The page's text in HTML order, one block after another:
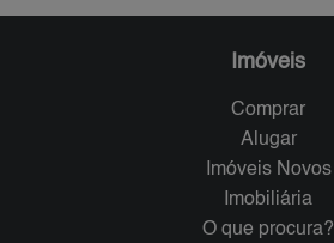
Imóveis
Comprar
Alugar
Imóveis Novos
Imobiliária
O que procura?